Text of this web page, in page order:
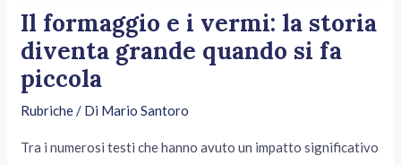
Il formaggio e i vermi: la storia
diventa grande quando si fa
piccola
Rubriche/ Di Mario Santoro
Tra i numerosi testi che hanno avuto un impatto significativo